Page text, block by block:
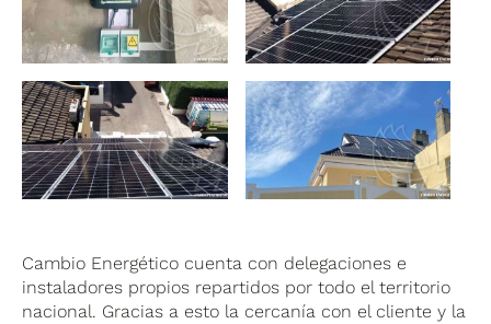
Cambio Energético cuenta con delegaciones e
instaladores propios repartidos por todo el territorio
nacional. Gracias a esto la cercanía con el cliente y la